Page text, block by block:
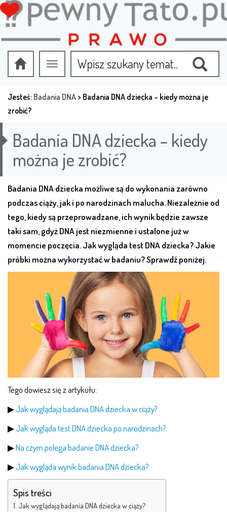
Przełącz
nawigację
Jesteś: Badania DNA > Badania DNA dziecka – kiedy można je
zrobić?
Badania DNA dziecka – kiedy
można je zrobić?
Badania DNA dziecka możliwe są do wykonania zarówno
podczas ciąży, jak i po narodzinach malucha. Niezależnie od
tego, kiedy są przeprowadzane, ich wynik będzie zawsze
taki sam, gdyż DNA jest niezmienne i ustalone już w
momencie poczęcia. Jak wygląda test DNA dziecka? Jakie
próbki można wykorzystać w badaniu? Sprawdź poniżej.
Tego dowiesz się z artykułu:
▶Jak wyglądają badania DNA dziecka w ciąży?
▶Jak wygląda test DNA dziecka po narodzinach?
▶Na czym polega badanie DNA dziecka?
▶Jak wygląda wynik badania DNA dziecka?
Spis treści
Jak wyglądają badania DNA dziecka w ciąży?